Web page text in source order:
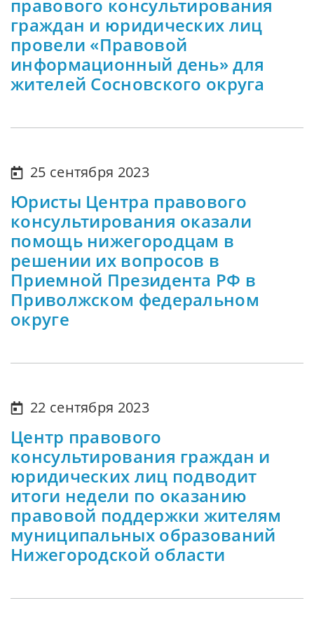
правового консультирования
граждан и юридических лиц
провели «Правовой
информационный день» для
жителей Сосновского округа
25 сентября 2023
Юристы Центра правового
консультирования оказали
помощь нижегородцам в
решении их вопросов в
Приемной Президента РФ в
Приволжском федеральном
округе
22 сентября 2023
Центр правового
консультирования граждан и
юридических лиц подводит
итоги недели по оказанию
правовой поддержки жителям
муниципальных образований
Нижегородской области